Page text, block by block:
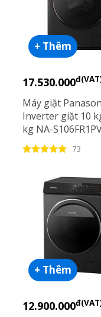
+ Thêm
17.530.000
Máy giặt
Inverter giặt 10
kg NA-
73
+ Thêm
12.900.000